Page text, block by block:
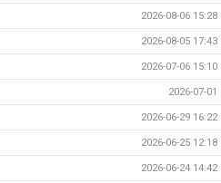
2026-08-06 15:28
2026-08-05 17:43
2026-07-06 15:10
2026-07-01
2026-06-29 16:22
2026-06-25 12:18
2026-06-24 14:42